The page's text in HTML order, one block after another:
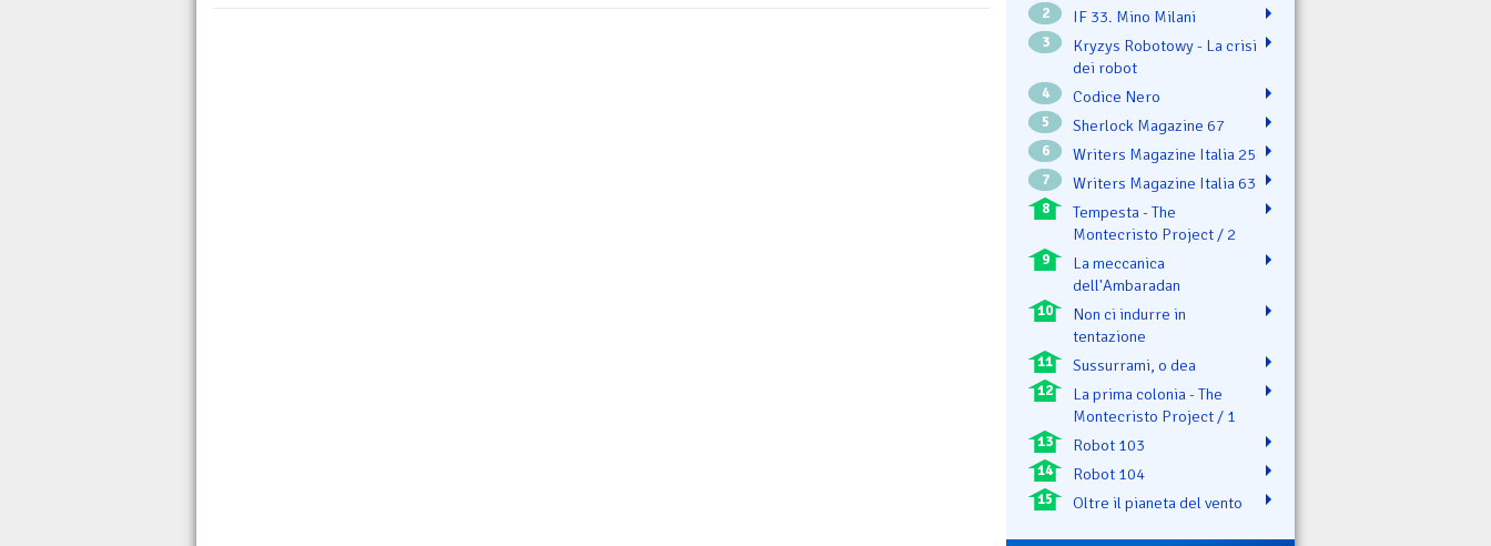
2 IF 33. Mino Milani
3
Kryzys Robotowy - La crisi
dei robot
4 Codice Nero
5 Sherlock Magazine 67
6 Writers Magazine Italia 25
7 Writers Magazine Italia 63
8
Tempesta - The
Montecristo Project / 2
9
La meccanica
dell'Ambaradan
10
Non ci indurre in
tentazione
11 Sussurrami, o dea
12
La prima colonia - The
Montecristo Project / 1
13 Robot 103
14 Robot 104
15 Oltre il pianeta del vento